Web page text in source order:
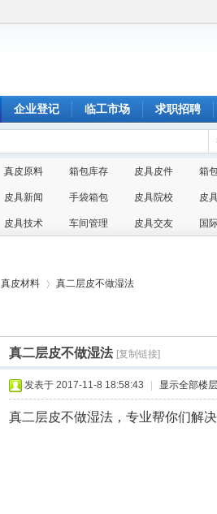
企业登记 临工市场 求职招聘
真皮原料 箱包库存 皮具皮件 箱
皮具新闻 手袋箱包 皮具院校 皮
皮具技术 车间管理 皮具交友 国
真皮材料
›
真二层皮不做湿法
真二层皮不做湿法 [复制链接]
发表于 2017-11-8 18:58:43 显示全部楼层
真二层皮不做湿法，专业帮你们解